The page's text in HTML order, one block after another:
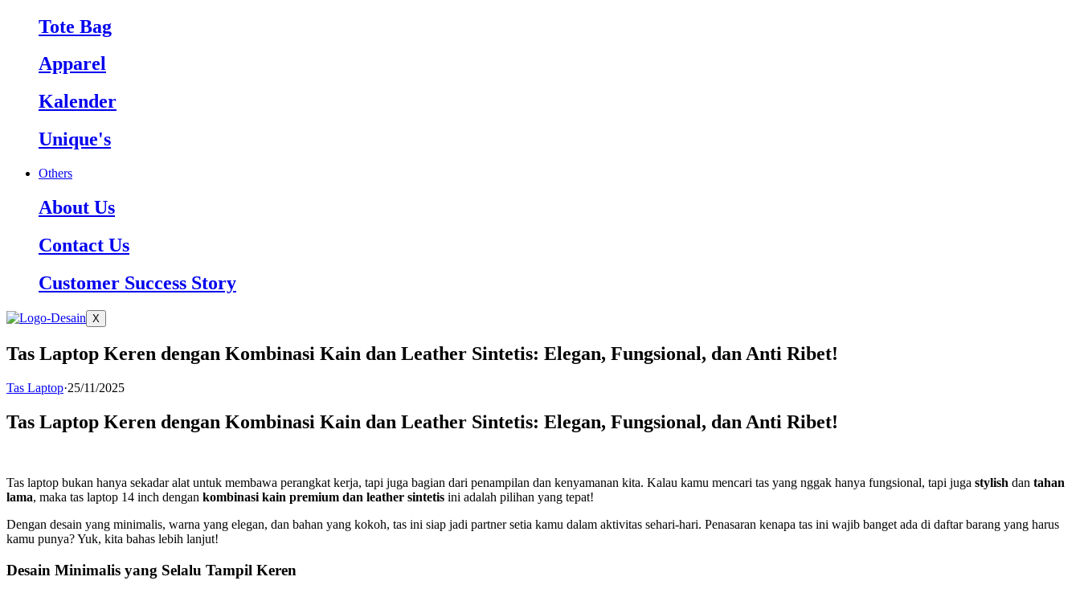
Tote Bag
Apparel
Kalender
Unique's
Others
About Us
Contact Us
Customer Success Story
X
Tas Laptop Keren dengan Kombinasi Kain dan Leather Sintetis: Elegan, Fungsional, dan Anti Ribet!
Tas Laptop·25/11/2025
Tas Laptop Keren dengan Kombinasi Kain dan Leather Sintetis: Elegan, Fungsional, dan Anti Ribet!
Tas laptop bukan hanya sekadar alat untuk membawa perangkat kerja, tapi juga bagian dari penampilan dan kenyamanan kita. Kalau kamu mencari tas yang nggak hanya fungsional, tapi juga stylish dan tahan
lama, maka tas laptop 14 inch dengan kombinasi kain premium dan leather sintetis ini adalah pilihan yang tepat!
Dengan desain yang minimalis, warna yang elegan, dan bahan yang kokoh, tas ini siap jadi partner setia kamu dalam aktivitas sehari-hari. Penasaran kenapa tas ini wajib banget ada di daftar barang yang harus
kamu punya? Yuk, kita bahas lebih lanjut!
Desain Minimalis yang Selalu Tampil Keren